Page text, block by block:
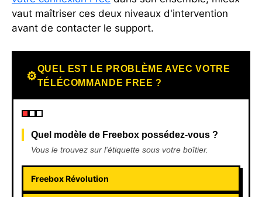
vaut maîtriser ces deux niveaux d'intervention
avant de contacter le support.
⚙
QUEL EST LE PROBLÈME AVEC VOTRE
TÉLÉCOMMANDE FREE ?
Quel modèle de Freebox possédez-vous ?
Vous le trouvez sur l'étiquette sous votre boîtier.
Freebox Révolution